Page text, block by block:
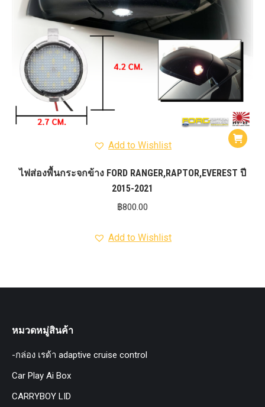
Add to Wishlist
ไฟส่องพื้นกระจกข้าง FORD RANGER,RAPTOR,EVEREST ปี
2015-2021
฿800.00
Add to Wishlist
หมวดหมู่สินค้า
-กล่อง เรด้า adaptive cruise control
Car Play Ai Box
CARRYBOY LID